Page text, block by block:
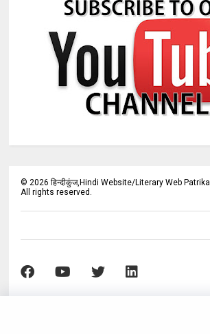
©2026 हिन्दीकुंज,Hindi Website/Literary Web Patrika
All rights reserved.